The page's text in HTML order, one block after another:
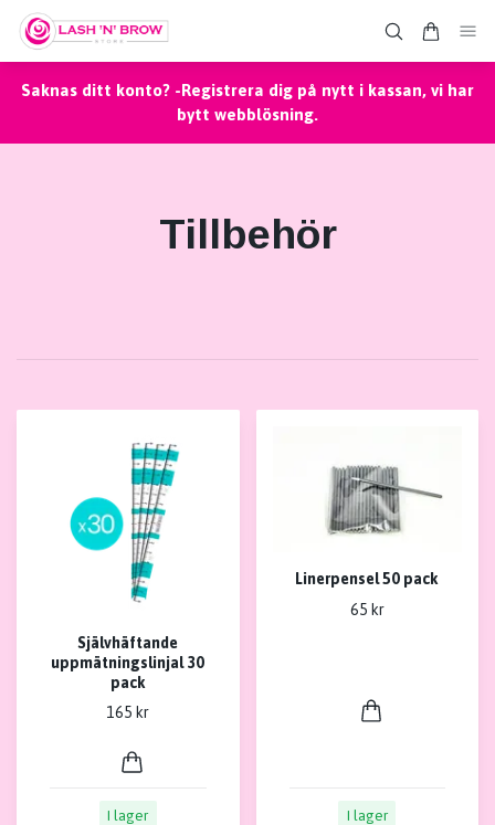
Saknas ditt konto? -Registrera dig på nytt i kassan, vi har
bytt webblösning.
Tillbehör
Självhäftande
uppmätningslinjal 30
pack
165 kr
I lager
Linerpensel 50 pack
65 kr
I lager